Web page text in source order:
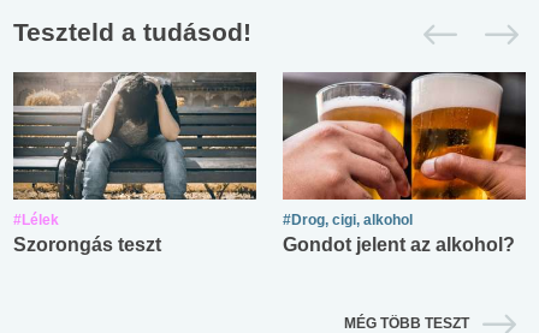
Teszteld a tudásod!
#Lélek
Szorongás teszt
#Drog, cigi, alkohol
Gondot jelent az alkohol?
MÉG TÖBB TESZT